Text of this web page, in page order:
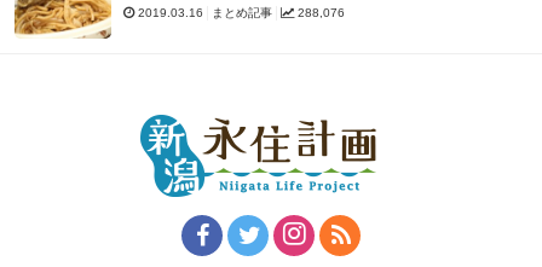
2019.03.16 まとめ記事 288,076